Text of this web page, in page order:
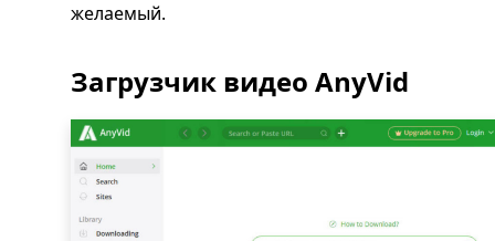
желаемый.
Загрузчик видео AnyVid